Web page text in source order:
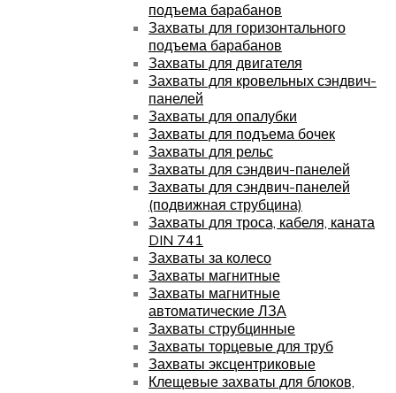
подъема барабанов
Захваты для горизонтального
подъема барабанов
Захваты для двигателя
Захваты для кровельных сэндвич-
панелей
Захваты для опалубки
Захваты для подъема бочек
Захваты для рельс
Захваты для сэндвич-панелей
Захваты для сэндвич-панелей
(подвижная струбцина)
Захваты для троса, кабеля, каната
DIN 741
Захваты за колесо
Захваты магнитные
Захваты магнитные
автоматические ЛЗА
Захваты струбцинные
Захваты торцевые для труб
Захваты эксцентриковые
Клещевые захваты для блоков,